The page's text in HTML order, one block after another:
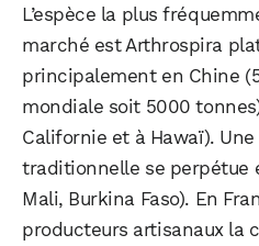
L’espèce la plus
marché est Arthrospira
principalement en Chine
mondiale soit 5000
Californie et à Hawaï).
traditionnelle se perpétue
Mali, Burkina Faso). En
producteurs artisanaux la